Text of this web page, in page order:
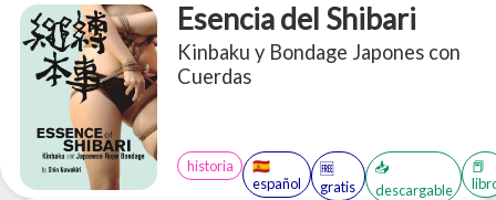
Esencia del Shibari
Kinbaku y Bondage Japones con
Cuerdas
historia
🇪🇸
español
🆓
gratis
📥
descargable
📕